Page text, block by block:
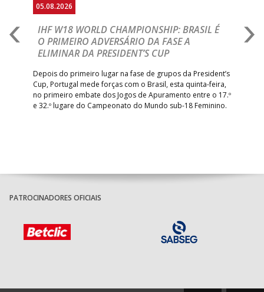
05.08.2026
IHF W18 WORLD CHAMPIONSHIP: BRASIL É
O PRIMEIRO ADVERSÁRIO DA FASE A
ELIMINAR DA PRESIDENT’S CUP
Depois do primeiro lugar na fase de grupos da President’s
Cup, Portugal mede forças com o Brasil, esta quinta-feira,
no primeiro embate dos Jogos de Apuramento entre o 17.º
e 32.º lugare do Campeonato do Mundo sub-18 Feminino.
PATROCINADORES OFICIAIS